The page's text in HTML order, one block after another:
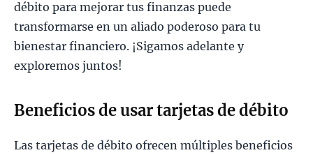
débito para mejorar tus finanzas puede
transformarse en un aliado poderoso para tu
bienestar financiero. ¡Sigamos adelante y
exploremos juntos!
Beneficios de usar tarjetas de débito
Las tarjetas de débito ofrecen múltiples beneficios